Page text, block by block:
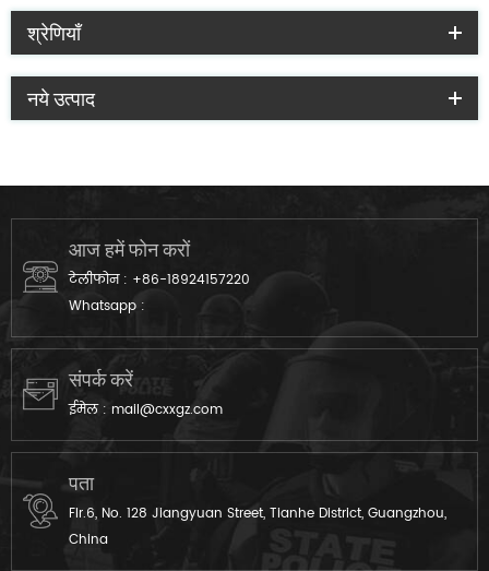
श्रेणियाँ
नये उत्पाद
आज हमें फोन करों
टेलीफोन : +86-18924157220
Whatsapp :
संपर्क करें
ईमेल : mail@cxxgz.com
पता
Flr.6, No. 128 Jiangyuan Street, Tianhe District, Guangzhou,
China